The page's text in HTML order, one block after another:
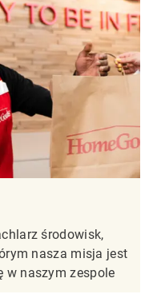
środowisk,
nasza misja jest
w naszym zespole